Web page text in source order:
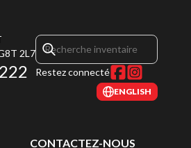
2L7
Restez connecté
ENGLISH
CONTACTEZ-NOUS